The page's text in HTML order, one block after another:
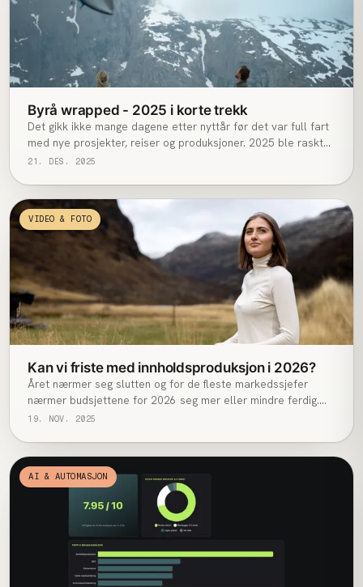
Byrå wrapped - 2025 i korte trekk
Det gikk ikke mange dagene etter nyttår før det var full fart
med nye prosjekter, reiser og produksjoner. 2025 ble raskt
et år preget av høy aktivitet og mange parallelle leveranser.
21. DES. 2025
VIDEO & FOTO
Kan vi friste med innholdsproduksjon i 2026?
Året nærmer seg slutten og for de fleste markedssjefer
nærmer budsjettene for 2026 seg mer eller mindre ferdig.
Men har du landet samarbeidspartner på innholdsproduksjon
19. NOV. 2025
AI & AUTOMASJON